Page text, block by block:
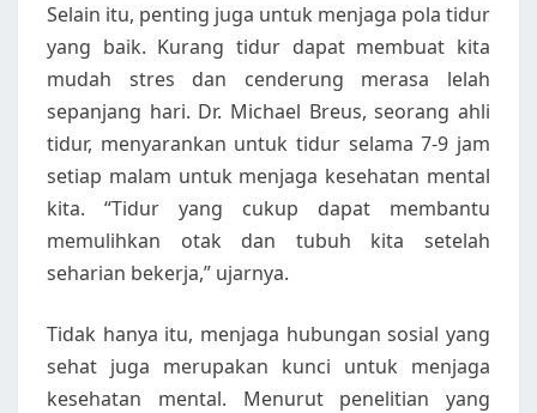
Selain itu, penting juga untuk menjaga pola tidur
yang baik. Kurang tidur dapat membuat kita
mudah stres dan cenderung merasa lelah
sepanjang hari. Dr. Michael Breus, seorang ahli
tidur, menyarankan untuk tidur selama 7-9 jam
setiap malam untuk menjaga kesehatan mental
kita. “Tidur yang cukup dapat membantu
memulihkan otak dan tubuh kita setelah
seharian bekerja,” ujarnya.
Tidak hanya itu, menjaga hubungan sosial yang
sehat juga merupakan kunci untuk menjaga
kesehatan mental. Menurut penelitian yang